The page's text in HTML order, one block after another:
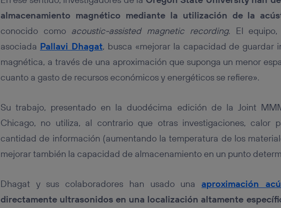
almacenamiento magnético mediante la utilización de la
conocido como acoustic-assisted magnetic recording. El
asociada Pallavi Dhagat, busca «mejorar la capacidad de guardar
magnética, a través de una aproximación que suponga un menor
cuanto a gasto de recursos económicos y energéticos se refiere».
Su trabajo, presentado en la duodécima edición de la Joint
Chicago, no utiliza, al contrario que otras investigaciones, calor
cantidad de información (aumentando la temperatura de los
mejorar también la capacidad de almacenamiento en un punto
Dhagat y sus colaboradores han usado unaaproximación
directamente ultrasonidos en una localización altamente